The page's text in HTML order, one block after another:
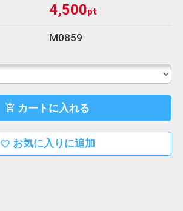
4,500pt
M0859
add_shopping_cart カートに入れる
favorite_border お気に入りに追加